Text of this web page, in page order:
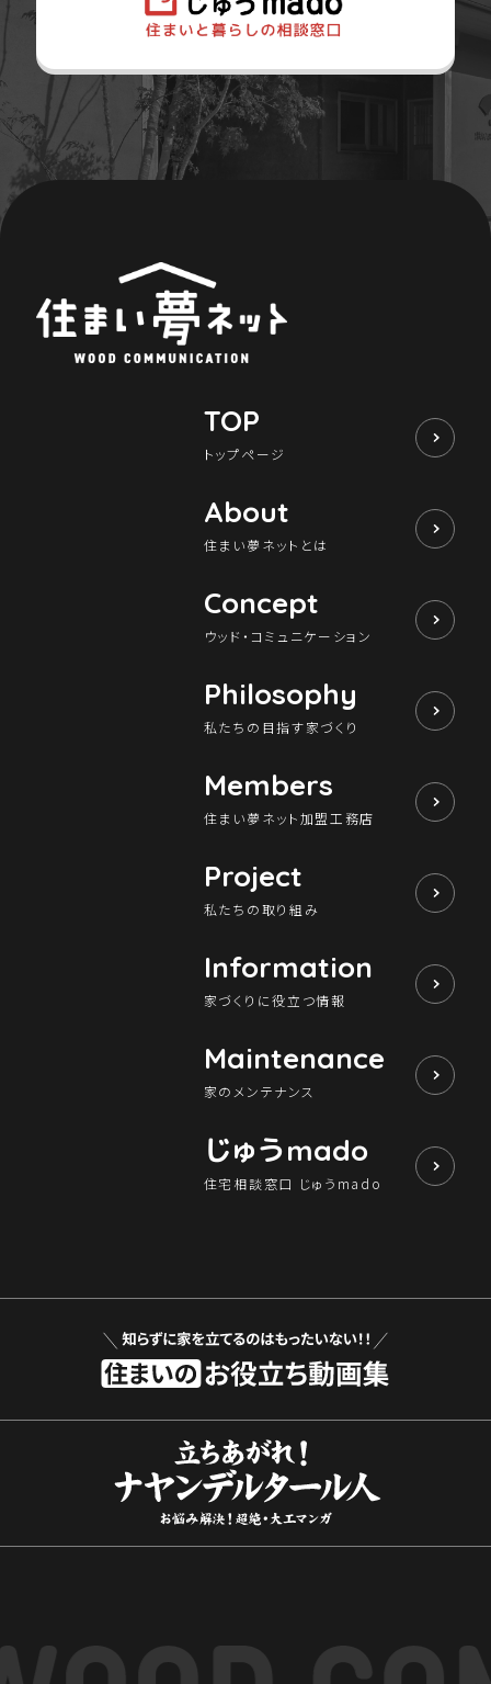
TOP
トップページ
About
住まい夢ネットとは
Concept
ウッド・コミュニケーション
Philosophy
私たちの目指す家づくり
Members
住まい夢ネット加盟工務店
Project
私たちの取り組み
Information
家づくりに役立つ情報
Maintenance
家のメンテナンス
じゅうmado
住宅相談窓口 じゅうmado